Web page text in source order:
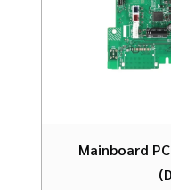
Mainboard